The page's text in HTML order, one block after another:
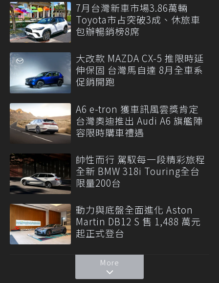
7月台灣新車市場3.86萬輛
Toyota市占突破3成、休旅車
包辦暢銷榜8席
大改款 MAZDA CX-5 推限時延
伸保固 台灣馬自達 8月全車系
促銷開跑
A6 e-tron 獲車訊風雲獎肯定
台灣奧迪推出 Audi A6 旗艦陣
容限時購車禮遇
帥性而行 駕馭每一段精彩旅程
全新 BMW 318i Touring全台
限量200台
動力與底盤全面進化 Aston
Martin DB12 S 售 1,488 萬元
起正式登台
More